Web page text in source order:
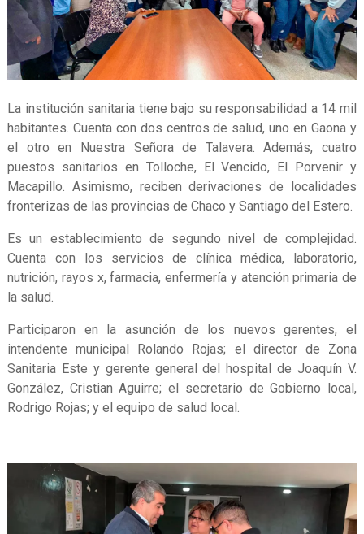
La institución sanitaria tiene bajo su responsabilidad a 14 mil
habitantes. Cuenta con dos centros de salud, uno en Gaona y
el otro en Nuestra Señora de Talavera. Además, cuatro
puestos sanitarios en Tolloche, El Vencido, El Porvenir y
Macapillo. Asimismo, reciben derivaciones de localidades
fronterizas de las provincias de Chaco y Santiago del Estero.
Es un establecimiento de segundo nivel de complejidad.
Cuenta con los servicios de clínica médica, laboratorio,
nutrición, rayos x, farmacia, enfermería y atención primaria de
la salud.
Participaron en la asunción de los nuevos gerentes, el
intendente municipal Rolando Rojas; el director de Zona
Sanitaria Este y gerente general del hospital de Joaquín V.
González, Cristian Aguirre; el secretario de Gobierno local,
Rodrigo Rojas; y el equipo de salud local.